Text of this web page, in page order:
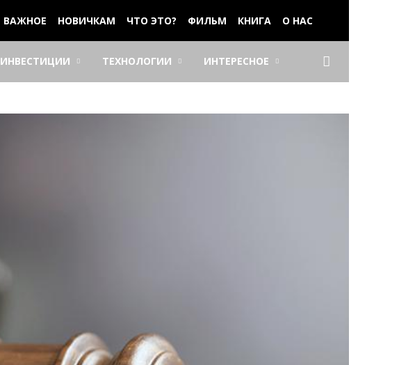
ВАЖНОЕ НОВИЧКАМ ЧТО ЭТО? ФИЛЬМ КНИГА О НАС
ИНВЕСТИЦИИ ТЕХНОЛОГИИ ИНТЕРЕСНОЕ